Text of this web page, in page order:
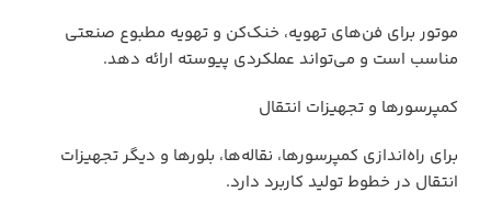
موتور برای فن‌های تهویه، خنک‌کن و تهویه مطبوع صنعتی
مناسب است و می‌تواند عملکردی پیوسته ارائه دهد.
کمپرسورها و تجهیزات انتقال
برای راه‌اندازی کمپرسورها، نقاله‌ها، بلورها و دیگر تجهیزات
انتقال در خطوط تولید کاربرد دارد.